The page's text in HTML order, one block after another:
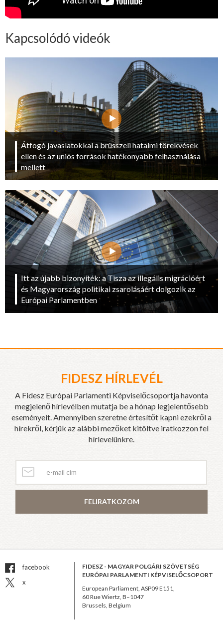
Kapcsolódó videók
Átfogó javaslatokkal a brüsszeli hatalmi törekvések
ellen és az uniós források hatékonyabb felhasználása
mellett
Itt az újabb bizonyíték: a Tisza az illegális migrációért
és Magyarország politikai zsarolásáért dolgozik az
Európai Parlamentben
FIDESZ HÍRLEVÉL
A Fidesz Európai Parlamenti Képviselőcsoportja havonta
megjelenő hírlevélben mutatja be a hónap legjelentősebb
eseményeit. Amennyiben szeretne értesítőt kapni ezekről a
hírekről, kérjük az alábbi mezőket kitöltve iratkozzon fel
hírlevelünkre.
FELIRATKOZOM
facebook
x
FIDESZ - MAGYAR POLGÁRI SZÖVETSÉG
EURÓPAI PARLAMENTI KÉPVISELŐCSOPORT
European Parliament, ASP09 E151,
60 Rue Wiertz, B–1047
Brussels, Belgium